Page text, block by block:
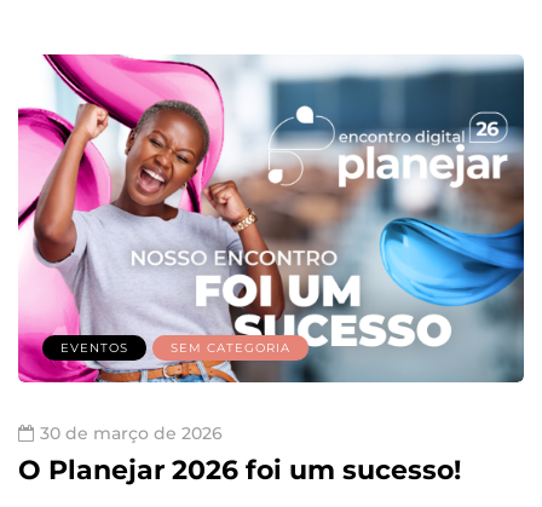
EVENTOS SEM CATEGORIA
30 de março de 2026
O Planejar 2026 foi um sucesso!